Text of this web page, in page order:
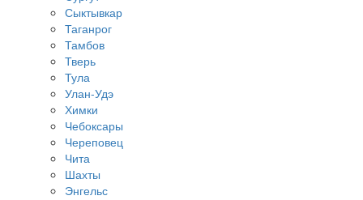
Сыктывкар
Таганрог
Тамбов
Тверь
Тула
Улан-Удэ
Химки
Чебоксары
Череповец
Чита
Шахты
Энгельс